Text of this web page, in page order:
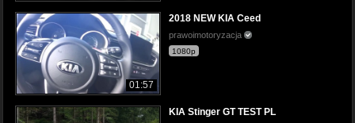
01:57
2018 NEW KIA Ceed
prawoimotoryzacja
1080p
KIA Stinger GT TEST PL